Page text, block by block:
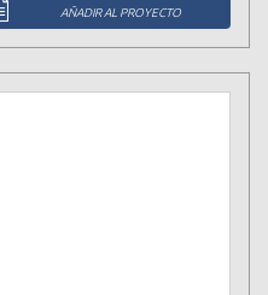
AÑADIR AL PROYECTO